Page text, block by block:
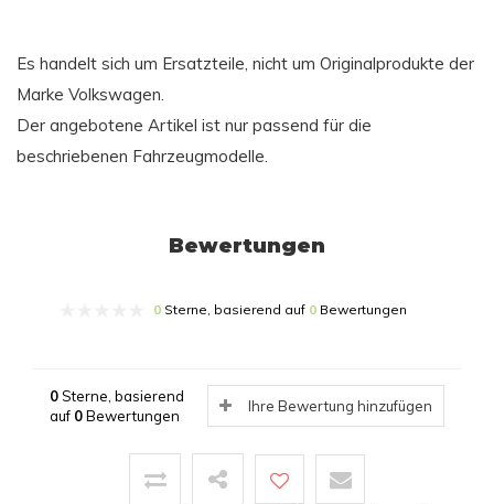
Es handelt sich um Ersatzteile, nicht um Originalprodukte der
Marke Volkswagen.
Der angebotene Artikel ist nur passend für die
beschriebenen Fahrzeugmodelle.
Bewertungen
0 Sterne, basierend auf 0 Bewertungen
0Sterne, basierend
auf 0Bewertungen
Ihre Bewertung hinzufügen